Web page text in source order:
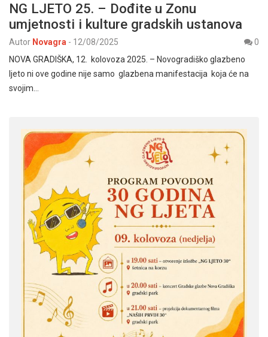
NG LJETO 25. – Dođite u Zonu
umjetnosti i kulture gradskih ustanova
Autor Novagra - 12/08/2025
0
NOVA GRADIŠKA, 12. kolovoza 2025. – Novogradiško glazbeno
ljeto ni ove godine nije samo glazbena manifestacija koja će na
svojim…